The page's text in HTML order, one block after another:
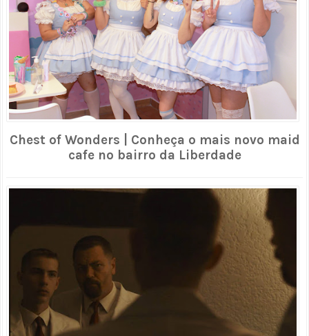
Chest of Wonders | Conheça o mais novo maid
cafe no bairro da Liberdade